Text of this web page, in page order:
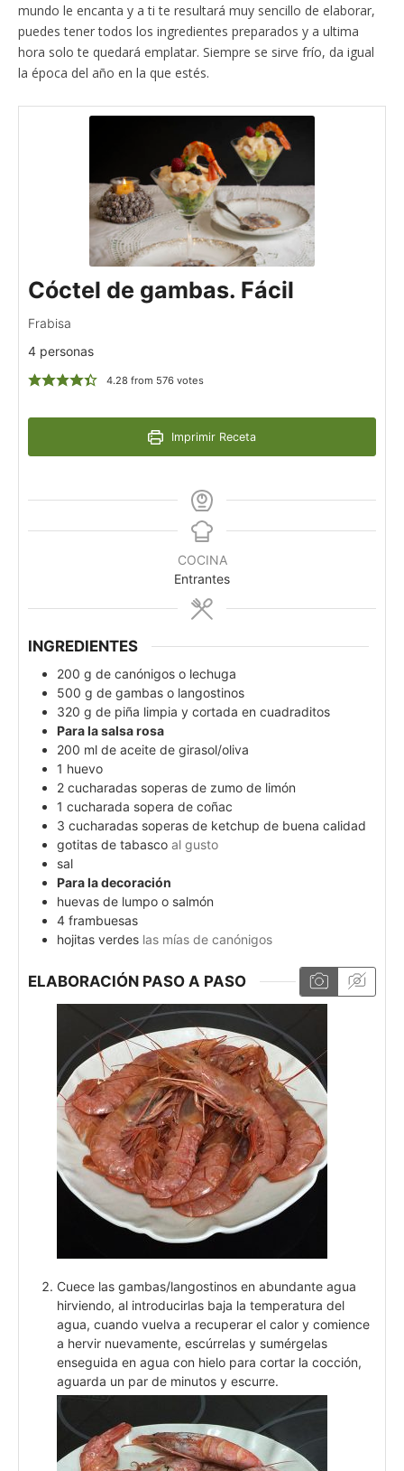
mundo le encanta y a ti te resultará muy sencillo de elaborar,
puedes tener todos los ingredientes preparados y a ultima
hora solo te quedará emplatar. Siempre se sirve frío, da igual
la época del año en la que estés.
Cóctel de gambas. Fácil
Frabisa
4 personas
4.28 from 576votes
Imprimir Receta
COCINA
Entrantes
INGREDIENTES
200 g de canónigos o lechuga
500 g de gambas o langostinos
320 g de piña limpia y cortada en cuadraditos
Para la salsa rosa
200 ml de aceite de girasol/oliva
1 huevo
2 cucharadas soperas de zumo de limón
1 cucharada sopera de coñac
3 cucharadas soperas de ketchup de buena calidad
gotitas de tabasco al gusto
sal
Para la decoración
huevas de lumpo o salmón
4 frambuesas
hojitas verdes las mías de canónigos
ELABORACIÓN PASO A PASO
Cuece las gambas/langostinos en abundante agua
hirviendo, al introducirlas baja la temperatura del
agua, cuando vuelva a recuperar el calor y comience
a hervir nuevamente, escúrrelas y sumérgelas
enseguida en agua con hielo para cortar la cocción,
aguarda un par de minutos y escurre.